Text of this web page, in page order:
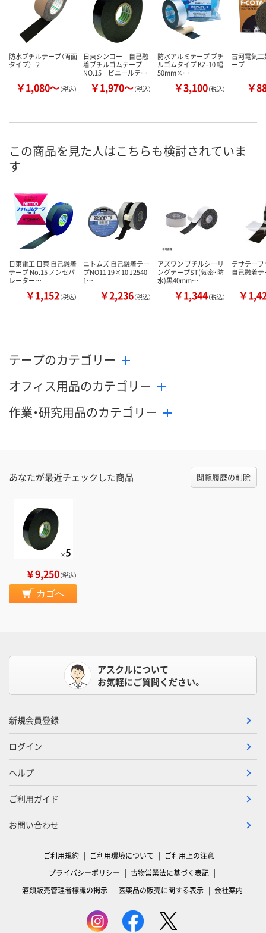
防水ブチルテープ（両面
タイプ） _2
￥1,080～（税込）
日東シンコー 自己融
着ブチルゴムテープ
NO.15 ビニールテ…
￥1,970～（税込）
防水アルミテープ ブチ
ルゴムタイプ KZ-10 幅
50mm×…
￥3,100（税込）
古河電気
ープ
￥
この商品を見た人はこちらも検討されていま
す
日東電工 日東 自己融着
テープ No.15 ノンセパ
レーター…
￥1,152（税込）
ニトムズ 自己融着テー
プNO11 19×10 J2540
1…
￥2,236（税込）
アズワン ブチルシーリ
ングテープST(気密・防
水)黒40mm…
￥1,344（税込）
テサテー
自己融着
￥
テープのカテゴリー
オフィス用品のカテゴリー
作業・研究用品のカテゴリー
あなたが最近チェックした商品 閲覧履歴の削除
￥9,250（税込）
カゴへ
アスクルについて
お気軽にご質問ください。
新規会員登録
ログイン
ヘルプ
ご利用ガイド
お問い合わせ
ご利用規約 ご利用環境について
ご利用上の注意
プライバシーポリシー
古物営業法に基づく表記
酒類販売管理者標識の掲示
医薬品の販売に関する表示 会社案内